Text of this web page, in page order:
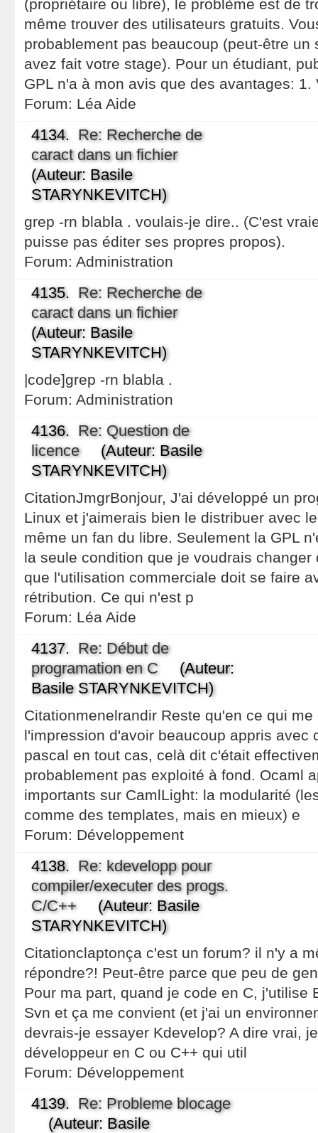
(propriétaire ou libre), le problème est de
même trouver des utilisateurs gratuits.
probablement pas beaucoup (peut-être un
avez fait votre stage). Pour un étudiant,
GPL n'a à mon avis que des avantages: 1.
Forum: Léa Aide
4134. Re: Recherche de
caract dans un fichier
(Auteur: Basile
STARYNKEVITCH)
grep -rn blabla . voulais-je dire.. (C'est
puisse pas éditer ses propres propos).
Forum: Administration
4135. Re: Recherche de
caract dans un fichier
(Auteur: Basile
STARYNKEVITCH)
|code]grep -rn blabla .
Forum: Administration
4136. Re: Question de
licence(Auteur: Basile
STARYNKEVITCH)
CitationJmgrBonjour, J'ai développé un
Linux et j'aimerais bien le distribuer avec
même un fan du libre. Seulement la GPL
la seule condition que je voudrais
que l'utilisation commerciale doit se faire
rétribution. Ce qui n'est p
Forum: Léa Aide
4137. Re: Début de
programation en C (Auteur:
Basile STARYNKEVITCH)
Citationmenelrandir Reste qu'en ce qui
l'impression d'avoir beaucoup appris avec
pascal en tout cas, celà dit c'était
probablement pas exploité à fond. Ocaml
importants sur CamlLight: la modularité
comme des templates, mais en mieux) e
Forum: Développement
4138. Re: kdevelopp pour
compiler/executer des progs.
C/C++(Auteur: Basile
STARYNKEVITCH)
Citationclaptonça c'est un forum? il n'y a
répondre?! Peut-être parce que peu de
Pour ma part, quand je code en C, j'utilise
Svn et ça me convient (et j'ai un
devrais-je essayer Kdevelop? A dire vrai,
développeur en C ou C++ qui util
Forum: Développement
4139. Re: Probleme blocage
(Auteur: Basile